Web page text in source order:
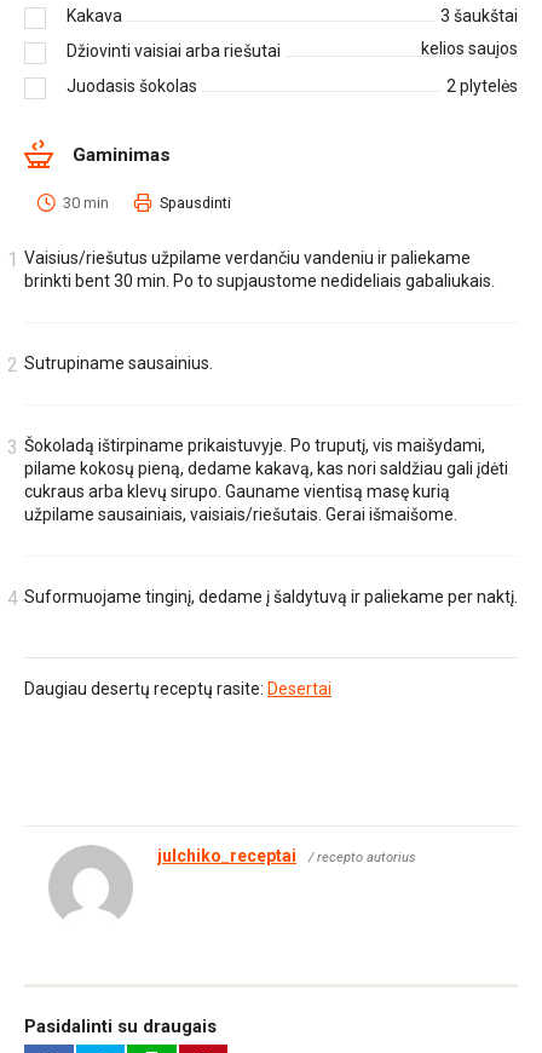
Kakava
3 šaukštai
Džiovinti vaisiai arba riešutai
kelios saujos
Juodasis šokolas
2 plytelės
Gaminimas
30 min Spausdinti
Vaisius/riešutus užpilame verdančiu vandeniu ir paliekame
brinkti bent 30 min. Po to supjaustome nedideliais gabaliukais.
Sutrupiname sausainius.
Šokoladą ištirpiname prikaistuvyje. Po truputį, vis maišydami,
pilame kokosų pieną, dedame kakavą, kas nori saldžiau gali įdėti
cukraus arba klevų sirupo. Gauname vientisą masę kurią
užpilame sausainiais, vaisiais/riešutais. Gerai išmaišome.
Suformuojame tinginį, dedame į šaldytuvą ir paliekame per naktį.
Daugiau desertų receptų rasite: Desertai
julchiko_receptai / recepto autorius
Pasidalinti su draugais